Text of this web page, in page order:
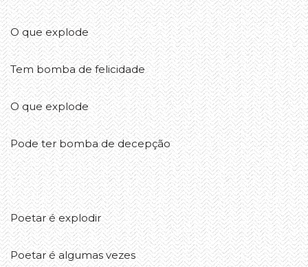
O que explode
Tem bomba de felicidade
O que explode
Pode ter bomba de decepção
Poetar é explodir
Poetar é algumas vezes